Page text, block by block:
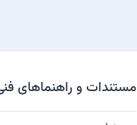
مستندات و راهنماهای